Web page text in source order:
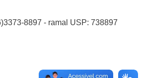
8897 - ramal USP: 738897